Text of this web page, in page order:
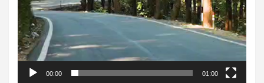
00:00 01:00